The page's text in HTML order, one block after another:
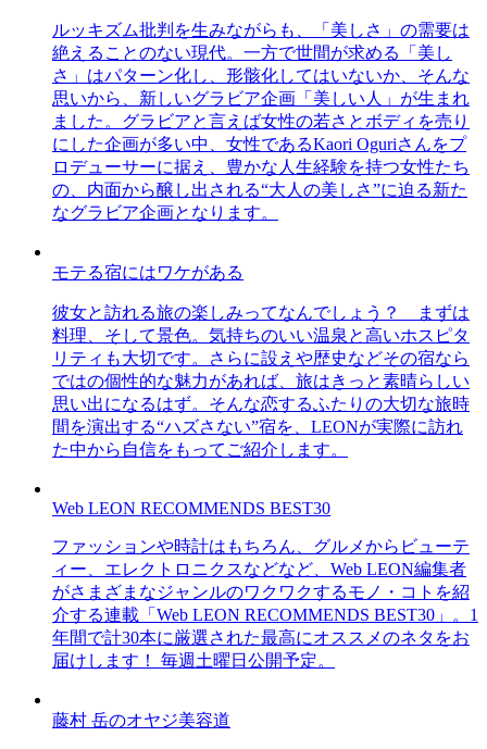
ルッキズム批判を生みながらも、「美しさ」の需要は
絶えることのない現代。一方で世間が求める「美し
さ」はパターン化し、形骸化してはいないか、そんな
思いから、新しいグラビア企画「美しい人」が生まれ
ました。グラビアと言えば女性の若さとボディを売り
にした企画が多い中、女性であるKaori Oguriさんをプ
ロデューサーに据え、豊かな人生経験を持つ女性たち
の、内面から醸し出される“大人の美しさ”に迫る新た
なグラビア企画となります。
モテる宿にはワケがある
彼女と訪れる旅の楽しみってなんでしょう？ まずは
料理、そして景色。気持ちのいい温泉と高いホスピタ
リティも大切です。さらに設えや歴史などその宿なら
ではの個性的な魅力があれば、旅はきっと素晴らしい
思い出になるはず。そんな恋するふたりの大切な旅時
間を演出する“ハズさない”宿を、LEONが実際に訪れ
た中から自信をもってご紹介します。
Web LEON RECOMMENDS BEST30
ファッションや時計はもちろん、グルメからビューテ
ィー、エレクトロニクスなどなど、Web LEON編集者
がさまざまなジャンルのワクワクするモノ・コトを紹
介する連載「Web LEON RECOMMENDS BEST30」。1
年間で計30本に厳選された最高にオススメのネタをお
届けします！ 毎週土曜日公開予定。
藤村 岳のオヤジ美容道